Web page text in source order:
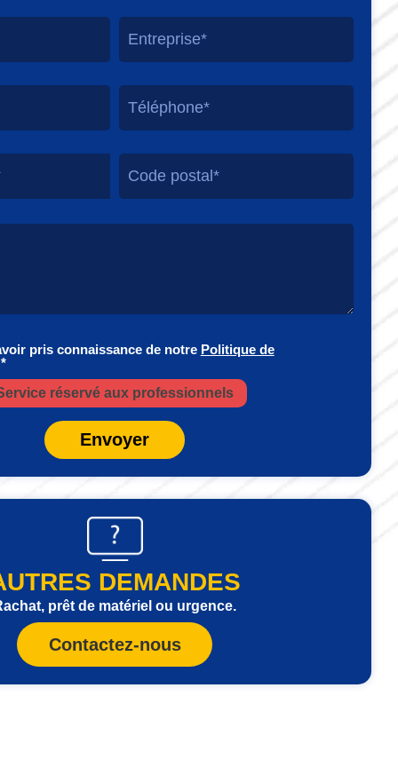
pris connaissance de notre Politique de
réservé aux professionnels
Envoyer
DEMANDES
prêt de matériel ou urgence.
Contactez-nous